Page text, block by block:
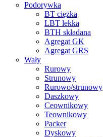
Podorywka
BT ciężka
LBT lekka
BTH składana
Agregat GK
Agregat GRS
Wały
Rurowy
Strunowy
Rurowo/strunowy
Daszkowy
Ceownikowy
Teownikowy
Packer
Dyskowy